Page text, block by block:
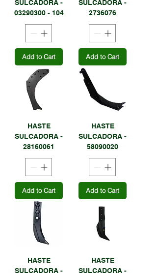
SULCADORA -
03290300 - 104
Add to Cart
SULCADORA -
2736076
Add to Cart
HASTE
SULCADORA -
28160061
Add to Cart
HASTE
SULCADORA -
58090020
Add to Cart
HASTE
SULCADORA -
HASTE
SULCADORA -